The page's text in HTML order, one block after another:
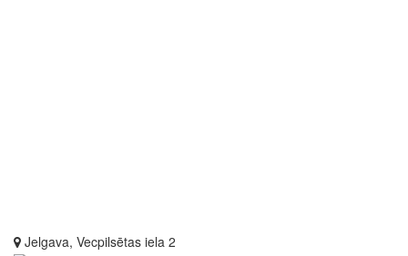
Jelgava, Vecpilsētas iela 2